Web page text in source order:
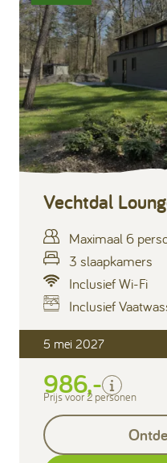
Vechtdal
Maximaal 6
3 slaapkamers
Inclusief Wi-Fi
Inclusief
5 mei 2027
986,-
Prijs voor 2 personen